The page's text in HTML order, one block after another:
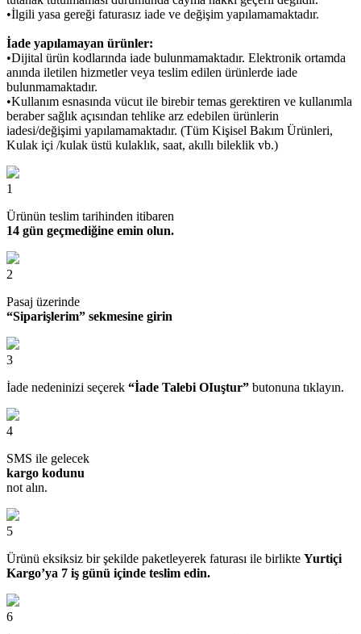
•İlgili yasa gereği faturasız iade ve değişim yapılamamaktadır.
İade yapılamayan ürünler:
•Dijital ürün kodlarında iade bulunmamaktadır. Elektronik ortamda
anında iletilen hizmetler veya teslim edilen ürünlerde iade
bulunmamaktadır.
•Kullanım esnasında vücut ile birebir temas gerektiren ve kullanımla
beraber sağlık açısından tehlike arz edebilen ürünlerin
iadesi/değişimi yapılamamaktadır. (Tüm Kişisel Bakım Ürünleri,
Kulak içi /kulak üstü kulaklık, saat, akıllı bileklik vb.)
1
Ürünün teslim tarihinden itibaren
14 gün geçmediğine emin olun.
2
Pasaj üzerinde
“Siparişlerim” sekmesine girin
3
İade nedeninizi seçerek “İade Talebi OIuştur” butonuna tıklayın.
4
SMS ile gelecek
kargo kodunu
not alın.
5
Ürünü eksiksiz bir şekilde paketleyerek faturası ile birlikte Yurtiçi
Kargo’ya 7 iş günü içinde teslim edin.
6